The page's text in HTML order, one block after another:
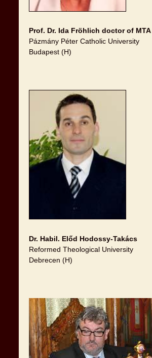
Prof. Dr. Ida Fröhlich doctor of MTA
Pázmány Péter Catholic University
Budapest (H)
Dr. Habil. Előd Hodossy-Takács
Reformed Theological University
Debrecen (H)